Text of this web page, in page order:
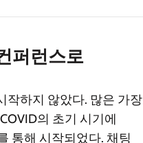
퍼런스로
작하지 않았다. 많은 가장
의 초기 시기에
통해 시작되었다. 채팅